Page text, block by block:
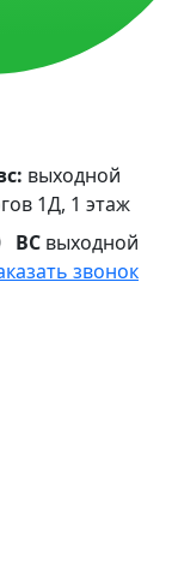
выходной
1Д, 1 этаж
ВС выходной
звонок